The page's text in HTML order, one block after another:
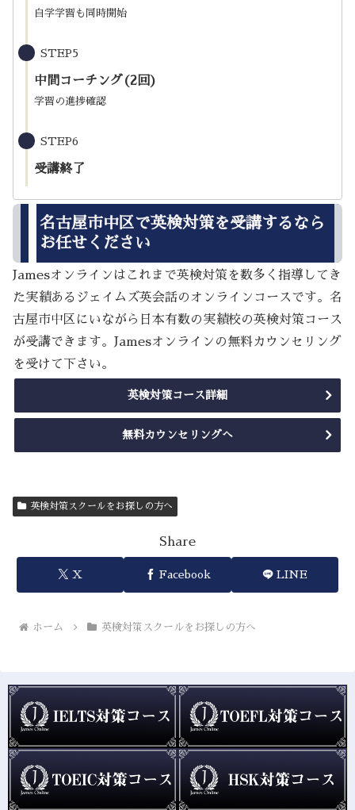
自学学習も同時開始
STEP5
中間コーチング(2回)
学習の進捗確認
STEP6
受講終了
名古屋市中区で英検対策を受講するなら
お任せください
Jamesオンラインはこれまで英検対策を数多く指導してき
た実績あるジェイムズ英会話のオンラインコースです。名
古屋市中区にいながら日本有数の実績校の英検対策コース
が受講できます。Jamesオンラインの無料カウンセリング
を受けて下さい。
英検対策コース詳細
無料カウンセリングへ
英検対策スクールをお探しの方へ
Share
X Facebook LINE
ホーム 英検対策スクールをお探しの方へ